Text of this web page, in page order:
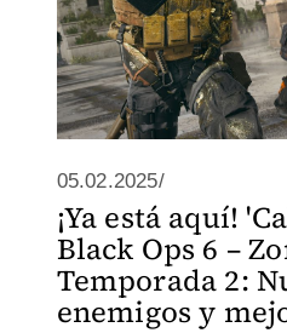
05.02.2025/
¡Ya está aquí!
Black Ops 6 –
Temporada 2:
enemigos y